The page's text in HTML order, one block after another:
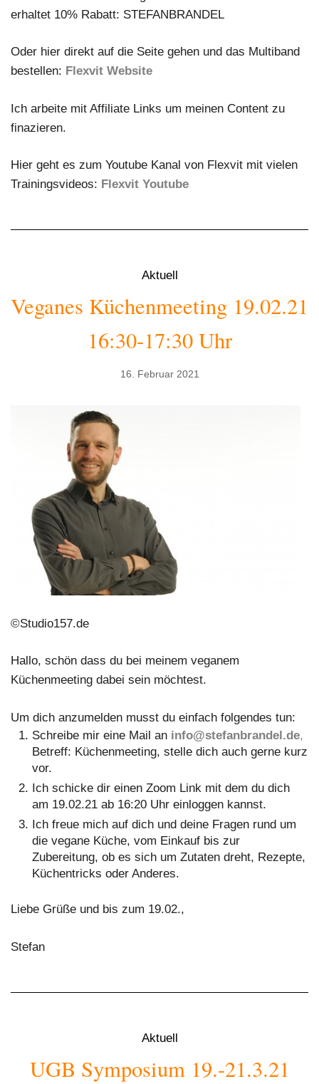
erhaltet 10% Rabatt: STEFANBRANDEL
Oder hier direkt auf die Seite gehen und das Multiband
bestellen: Flexvit Website
Ich arbeite mit Affiliate Links um meinen Content zu
finazieren.
Hier geht es zum Youtube Kanal von Flexvit mit vielen
Trainingsvideos: Flexvit Youtube
Aktuell
Veganes Küchenmeeting 19.02.21
16:30-17:30 Uhr
16. Februar 2021
©Studio157.de
Hallo, schön dass du bei meinem veganem
Küchenmeeting dabei sein möchtest.
Um dich anzumelden musst du einfach folgendes tun:
Schreibe mir eine Mail an info@stefanbrandel.de,
Betreff: Küchenmeeting, stelle dich auch gerne kurz
vor.
Ich schicke dir einen Zoom Link mit dem du dich
am 19.02.21 ab 16:20 Uhr einloggen kannst.
Ich freue mich auf dich und deine Fragen rund um
die vegane Küche, vom Einkauf bis zur
Zubereitung, ob es sich um Zutaten dreht, Rezepte,
Küchentricks oder Anderes.
Liebe Grüße und bis zum 19.02.,
Stefan
Aktuell
UGB Symposium 19.-21.3.21